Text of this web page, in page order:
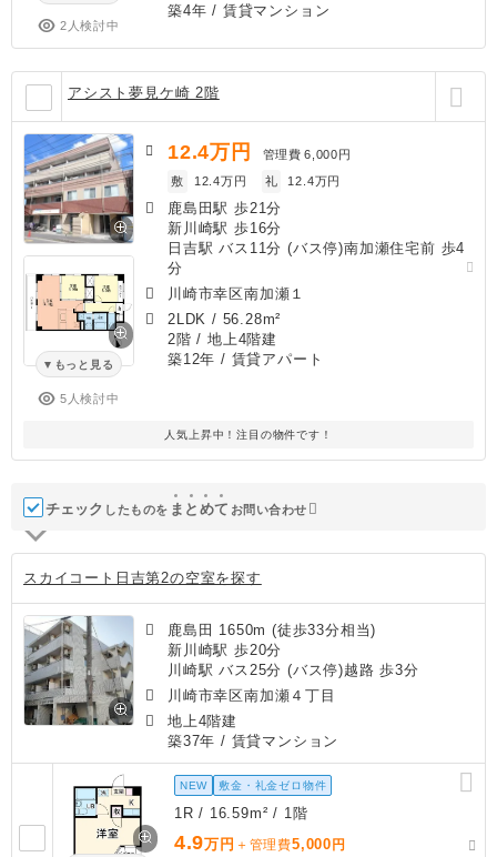
2人検討中
築4年 / 賃貸マンション
アシスト夢見ケ崎 2階
もっと見る
5人検討中
12.4万円 管理費 6,000円
敷
12.4万円 礼 12.4万円
鹿島田駅 歩21分
新川崎駅 歩16分
日吉駅 バス11分 (バス停)南加瀬住宅前 歩4
分
川崎市幸区南加瀬１
2LDK / 56.28m²
2階 / 地上4階建
築12年 / 賃貸アパート
人気上昇中！注目の物件です！
チェック したものを ま と めて お問い合わせ
スカイコート日吉第2の空室を探す
鹿島田 1650m (徒歩33分相当)
新川崎駅 歩20分
川崎駅 バス25分 (バス停)越路 歩3分
川崎市幸区南加瀬４丁目
地上4階建
築37年 / 賃貸マンション
NEW 敷金・礼金ゼロ物件
1R / 16.59m² / 1階
4.9万円 ＋管理費5,000 円